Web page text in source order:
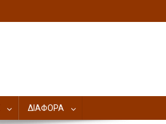
ΔΙΑΦΟΡΑ